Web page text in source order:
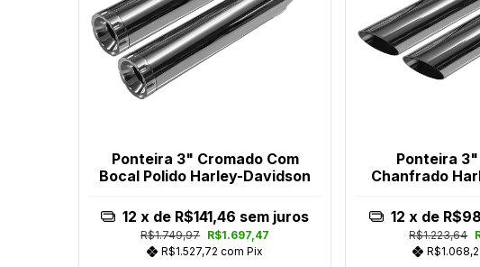
Ponteira 3" Cromado Com
Bocal Polido Harley-Davidson
R$1.749,97 R$1.697,47
R$1.527,72com Pix
12 x de R$141,46 sem juros
Ponteira
Chanfrado
R$1.223,64
12 x de